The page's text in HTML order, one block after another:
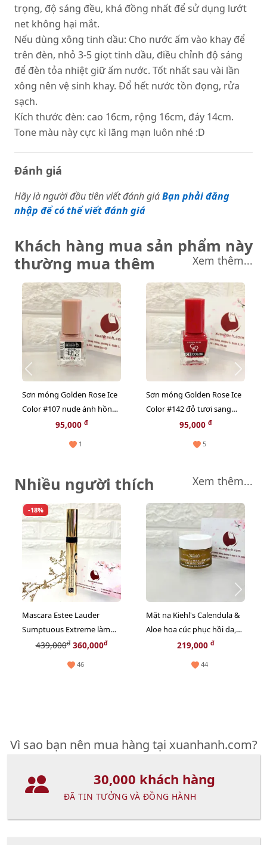
trọng, độ sáng đều, khá đồng nhất để sử dụng lướt
net không hại mắt.
Nếu dùng xông tinh dầu: Cho nước ấm vào khay để
trên đèn, nhỏ 3-5 giọt tinh dầu, điều chỉnh độ sáng
để đèn tỏa nhiệt giữ ấm nước. Tốt nhất sau vài lần
xông nên vệ sinh khay. Đổ hết nước tồn đọng, rửa
sạch.
Kích thước đèn: cao 16cm, rộng 16cm, đáy 14cm.
Tone màu này cực kì lãng mạn luôn nhé :D
Đánh giá
Hãy là người đầu tiên viết đánh giáBạn phải đăng
nhập để có thể viết đánh giá
Khách hàng mua sản phẩm này
thường mua thêm
Xem thêm...
Sơn móng Golden Rose Ice
Color #107 nude ánh hồng
nhẹ nhàng95,000 đ
1
Sơn móng Golden Rose Ice
Color #142 đỏ tươi sang
trọng, trẻ trung
95,000 đ
5
Nhiều người thích Xem thêm...
-18%
Mascara Estee Lauder
Sumptuous Extreme làm
dày, dài và siêu cong,
439,000đ360,000đ
46
Mặt nạ Kiehl's Calendula &
Aloe hoa cúc phục hồi da,
thư giãn và chậm lão hóa -
219,000 đ
44
Vì sao bạn nên mua hàng tại xuanhanh.com?
30,000 khách hàng
ĐÃ TIN TƯỞNG VÀ ĐỒNG HÀNH